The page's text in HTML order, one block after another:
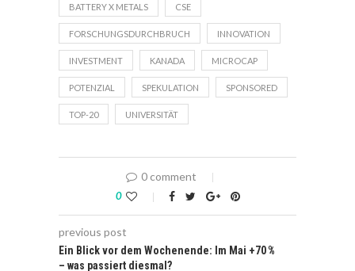
BATTERY X METALS CSE
FORSCHUNGSDURCHBRUCH INNOVATION
INVESTMENT KANADA MICROCAP
POTENZIAL SPEKULATION SPONSORED
TOP-20 UNIVERSITÄT
0 comment
0
previous post
Ein Blick vor dem Wochenende: Im Mai +70 %
– was passiert diesmal?